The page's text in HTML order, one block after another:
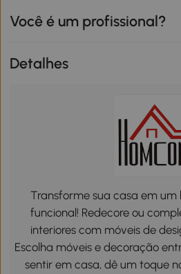
Você é um profissional?
Detalhes
Transforme sua casa em
funcional! Redecore ou
interiores com móveis de
Escolha móveis e decoração
sentir em casa, dê um toque